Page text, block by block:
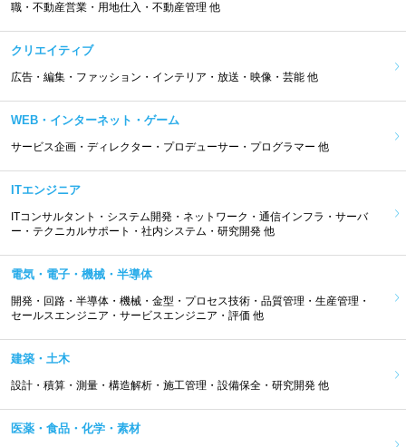
職・不動産営業・用地仕入・不動産管理 他
クリエイティブ
広告・編集・ファッション・インテリア・放送・映像・芸能 他
WEB・インターネット・ゲーム
サービス企画・ディレクター・プロデューサー・プログラマー 他
ITエンジニア
ITコンサルタント・システム開発・ネットワーク・通信インフラ・サーバ
ー・テクニカルサポート・社内システム・研究開発 他
電気・電子・機械・半導体
開発・回路・半導体・機械・金型・プロセス技術・品質管理・生産管理・
セールスエンジニア・サービスエンジニア・評価 他
建築・土木
設計・積算・測量・構造解析・施工管理・設備保全・研究開発 他
医薬・食品・化学・素材